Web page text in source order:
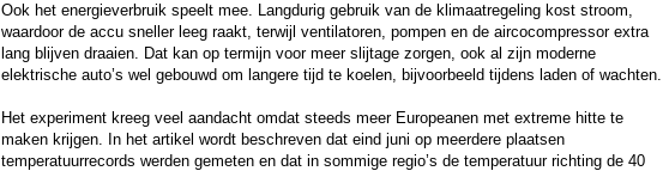
Ook het energieverbruik speelt mee. Langdurig gebruik van de klimaatregeling kost stroom,
waardoor de accu sneller leeg raakt, terwijl ventilatoren, pompen en de aircocompressor extra
lang blijven draaien. Dat kan op termijn voor meer slijtage zorgen, ook al zijn moderne
elektrische auto’s wel gebouwd om langere tijd te koelen, bijvoorbeeld tijdens laden of wachten.
Het experiment kreeg veel aandacht omdat steeds meer Europeanen met extreme hitte te
maken krijgen. In het artikel wordt beschreven dat eind juni op meerdere plaatsen
temperatuurrecords werden gemeten en dat in sommige regio’s de temperatuur richting de 40